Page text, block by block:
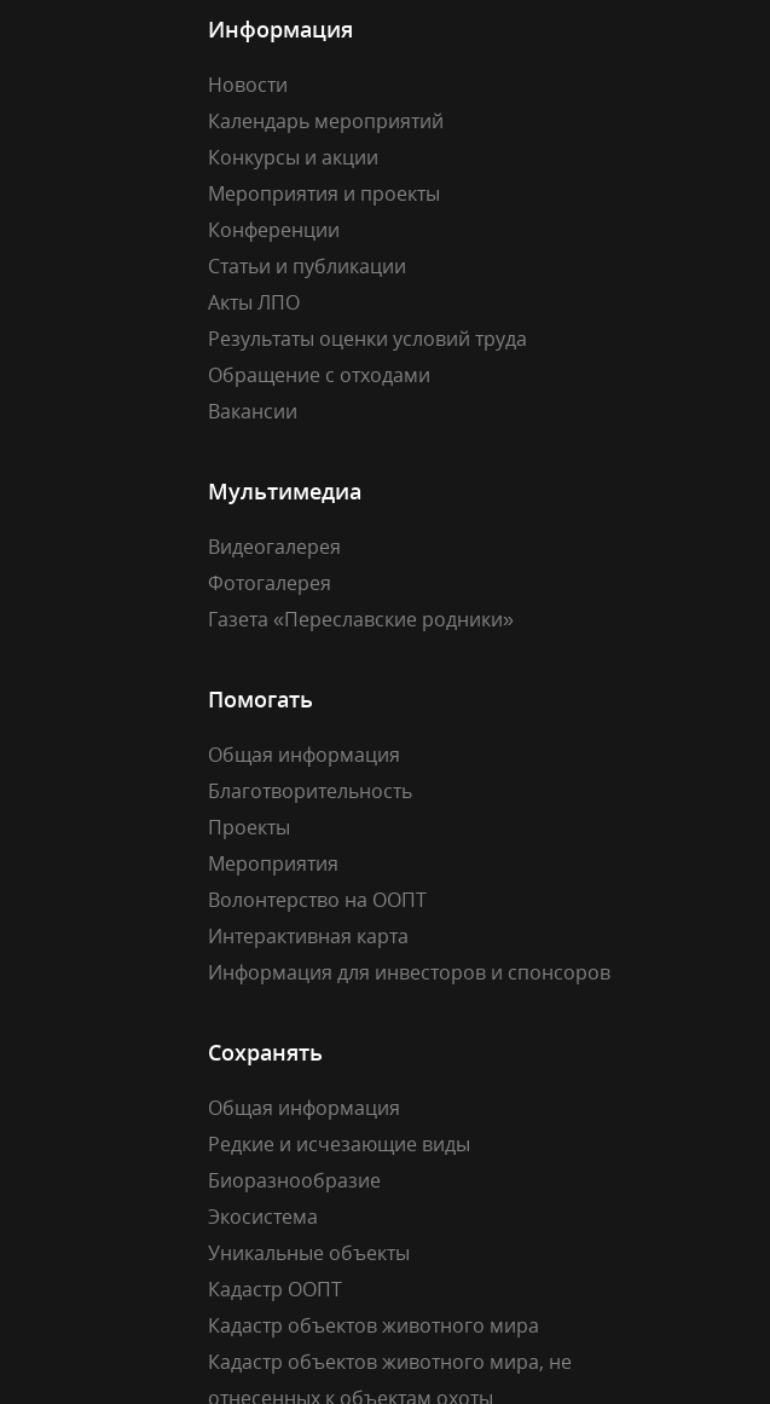
Информация
Новости
Календарь мероприятий
Конкурсы и акции
Мероприятия и проекты
Конференции
Статьи и публикации
Акты ЛПО
Результаты оценки условий труда
Обращение с отходами
Вакансии
Мультимедиа
Видеогалерея
Фотогалерея
Газета «Переславские родники»
Помогать
Общая информация
Благотворительность
Проекты
Мероприятия
Волонтерство на ООПТ
Интерактивная карта
Информация для инвесторов и спонсоров
Сохранять
Общая информация
Редкие и исчезающие виды
Биоразнообразие
Экосистема
Уникальные объекты
Кадастр ООПТ
Кадастр объектов животного мира
Кадастр объектов животного мира, не
отнесенных к объектам охоты